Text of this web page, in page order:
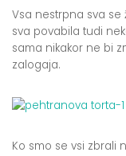
Vsa nestrpna sva
sva povabila tudi
sama nikakor ne bi
zalogaja.
Ko smo se vsi zbrali